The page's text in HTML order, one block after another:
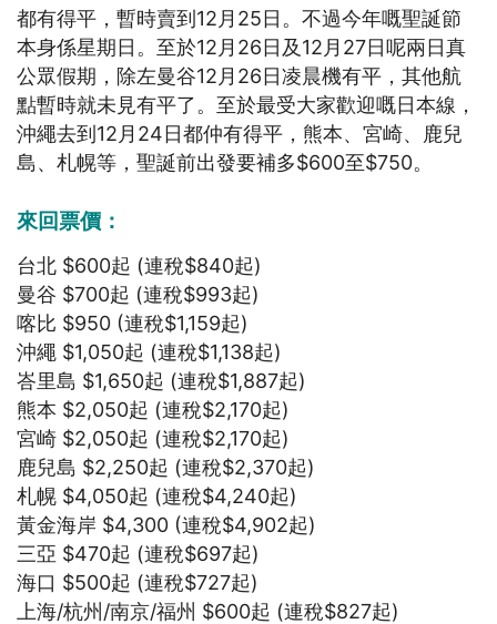
都有得平，暫時賣到12月25日。不過今年嘅聖誕節
本身係星期日。至於12月26日及12月27日呢兩日真
公眾假期，除左曼谷12月26日凌晨機有平，其他航
點暫時就未見有平了。至於最受大家歡迎嘅日本線，
沖繩去到12月24日都仲有得平，熊本、宮崎、鹿兒
島、札幌等，聖誕前出發要補多$600至$750。
來回票價：
台北 $600起 (連稅$840起)
曼谷 $700起 (連稅$993起)
喀比 $950 (連稅$1,159起)
沖繩 $1,050起 (連稅$1,138起)
峇里島 $1,650起 (連稅$1,887起)
熊本 $2,050起 (連稅$2,170起)
宮崎 $2,050起 (連稅$2,170起)
鹿兒島 $2,250起 (連稅$2,370起)
札幌 $4,050起 (連稅$4,240起)
黃金海岸 $4,300 (連稅$4,902起)
三亞 $470起 (連稅$697起)
海口 $500起 (連稅$727起)
上海/杭州/南京/福州 $600起 (連稅$827起)